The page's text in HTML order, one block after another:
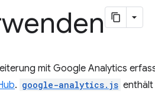
mit Google Analytics
. google-analytics.js enthält